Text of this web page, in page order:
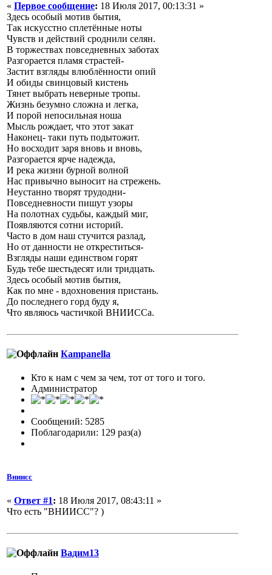
« Первое сообщение: 18 Июля 2017, 00:13:31 »
Здесь особый мотив бытия,
Так искусстно сплетённые ноты
Чувств и действий сроднили селян.
В торжествах повседневных заботах
Разгорается пламя страстей-
Застит взгляды влюблённости опий
И обиды свинцовый кистень
Тянет выбрать неверные тропы.
Жизнь безумно сложна и легка,
И порой непосильная ноша
Мысль рождает, что этот закат
Наконец- таки путь подытожит.
Но восходит заря вновь и вновь,
Разгорается ярче надежда,
И река жизни бурной волной
Нас привычно выносит на стрежень.
Неустанно творят трудодни-
Повседневности пишут узоры
На полотнах судьбы, каждый миг,
Появляются сотни историй.
Часто в дом наш стучится разлад,
Но от данности не откреститься-
Взгляды наши единством горят
Будь тебе шестьдесят или тридцать.
Здесь особый мотив бытия,
Как по мне - вдохновения пристань.
До последнего горд буду я,
Что являюсь частичкой ВНИИССа.
Кampanella
Кто к нам с чем за чем, тот от того и того.
Администратор
Сообщений: 5285
Поблагодарили: 129 раз(а)
Вниисс
« Ответ #1: 18 Июля 2017, 08:43:11 »
Что есть "ВНИИСС"? )
Вадим13